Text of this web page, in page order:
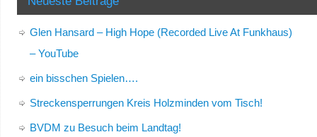
Glen Hansard – High Hope (Recorded Live At Funkhaus)
– YouTube
ein bisschen Spielen….
Streckensperrungen Kreis Holzminden vom Tisch!
BVDM zu Besuch beim Landtag!